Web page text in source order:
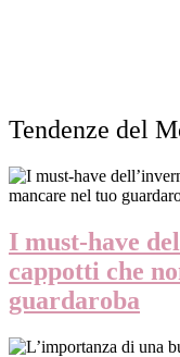
Tendenze del
I must-have
cappotti che
guardaroba